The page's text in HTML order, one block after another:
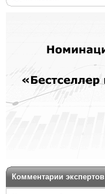
Комментарии экспертов